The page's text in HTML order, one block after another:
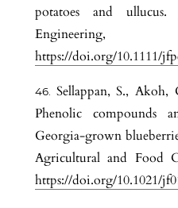
potatoes and
https://doi.org/10.1111/
Sellappan, S.,
Phenolic compounds
Georgia-grown
Agricultural and Food
https://doi.org/10.1021/